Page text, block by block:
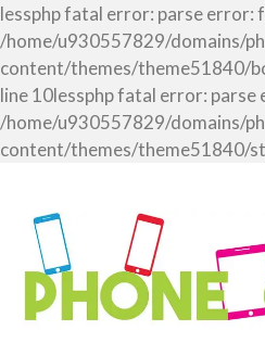
lessphp fatal error: parse error:
/home/u930557829/domains/
content/themes/theme51840/
line 10lessphp fatal error: parse
/home/u930557829/domains/
content/themes/theme51840/